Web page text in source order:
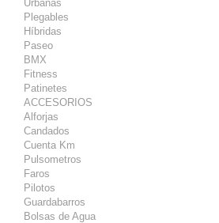
Urbanas
Plegables
Híbridas
Paseo
BMX
Fitness
Patinetes
ACCESORIOS
Alforjas
Candados
Cuenta Km
Pulsometros
Faros
Pilotos
Guardabarros
Bolsas de Agua